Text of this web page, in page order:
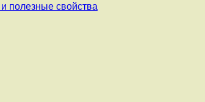
полезные свойства